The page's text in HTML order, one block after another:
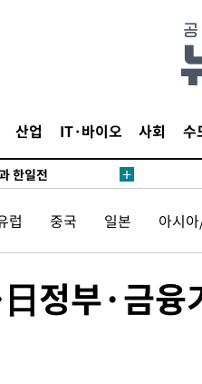
산업 IT·바이오 사회 수
가 1.3억원
한일전
위, 열대야 계속[다음
기회로 삼겠다"
비
럽 중국 일본 아시
정부·금융